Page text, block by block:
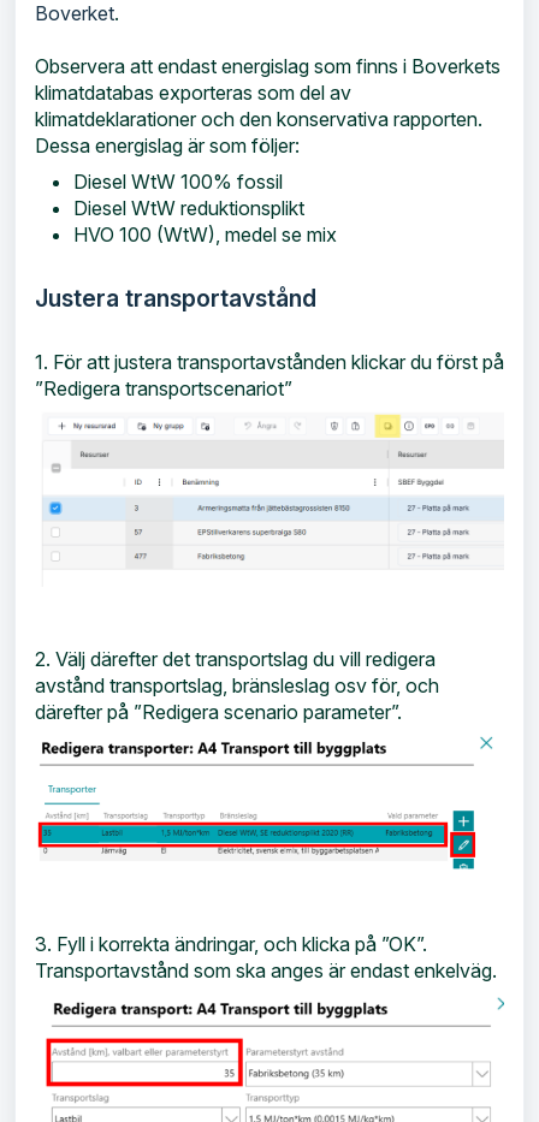
Boverket.
Observera att endast energislag som finns i Boverkets
klimatdatabas exporteras som del av
klimatdeklarationer och den konservativa rapporten.
Dessa energislag är som följer:
Diesel WtW 100% fossil
Diesel WtW reduktionsplikt
HVO 100 (WtW), medel se mix
Justera transportavstånd
1. För att justera transportavstånden klickar du först på
”Redigera transportscenariot”
2. Välj därefter det transportslag du vill redigera
avstånd transportslag, bränsleslag osv för, och
därefter på ”Redigera scenario parameter”.
3. Fyll i korrekta ändringar, och klicka på ”OK”.
Transportavstånd som ska anges är endast enkelväg.